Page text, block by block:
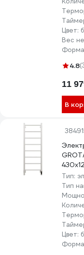
Цвет:
Вес
4.8
11
В
Тип:
Тип
Цвет: